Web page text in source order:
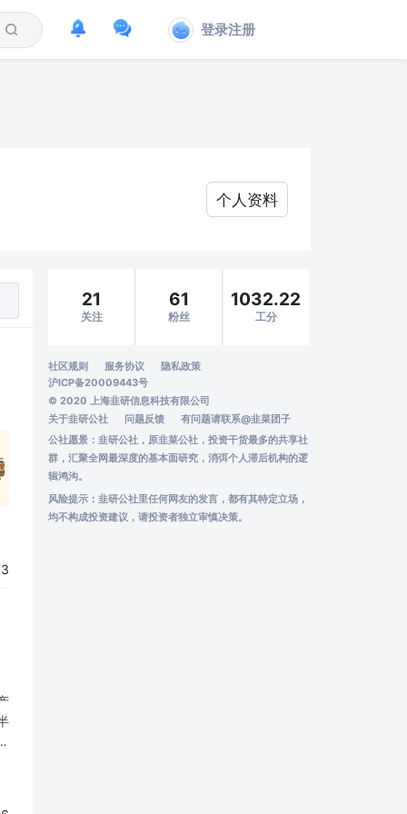
登录注册
个人资料
21
关注
61
粉丝
1032.22
工分
社区规则 服务协议
隐私政策
沪ICP备20009443号
© 2020 上海韭研信息科技有限公司
关于韭研公社
问题反馈 有问题请联系@韭菜团子
公社愿景：韭研公社，原韭菜公社，投资干货最多的共享社
群，汇聚全网最深度的基本面研究，消弭个人滞后机构的逻
辑鸿沟。
风险提示：韭研公社里任何网友的发言，都有其特定立场，
均不构成投资建议，请投资者独立审慎决策。